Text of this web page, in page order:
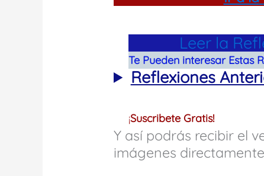
Leer la
Te Pueden interesar Estas
Reflexiones
¡Suscribete Gratis!
Y así podrás recibir el
imágenes